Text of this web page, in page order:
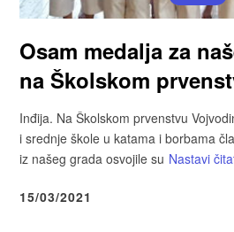
Osam medalja za
na Školskom
Inđija. Na Školskom prvenstvu
i srednje škole u katama i borbama
iz našeg grada osvojile su Nastavi
15/03/2021